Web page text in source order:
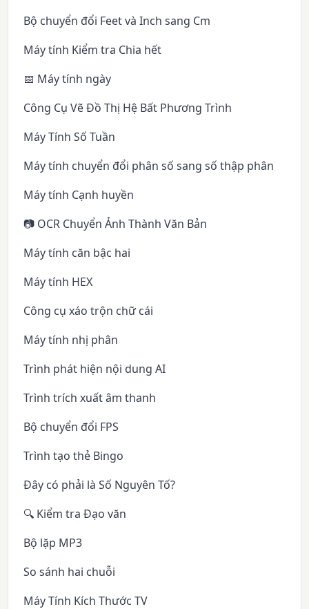
Bộ chuyển đổi Feet và Inch sang Cm
Máy tính Kiểm tra Chia hết
📅 Máy tính ngày
Công Cụ Vẽ Đồ Thị Hệ Bất Phương Trình
Máy Tính Số Tuần
Máy tính chuyển đổi phân số sang số thập phân
Máy tính Cạnh huyền
📷 OCR Chuyển Ảnh Thành Văn Bản
Máy tính căn bậc hai
Máy tính HEX
Công cụ xáo trộn chữ cái
Máy tính nhị phân
Trình phát hiện nội dung AI
Trình trích xuất âm thanh
Bộ chuyển đổi FPS
Trình tạo thẻ Bingo
Đây có phải là Số Nguyên Tố?
🔍 Kiểm tra Đạo văn
Bộ lặp MP3
So sánh hai chuỗi
Máy Tính Kích Thước TV